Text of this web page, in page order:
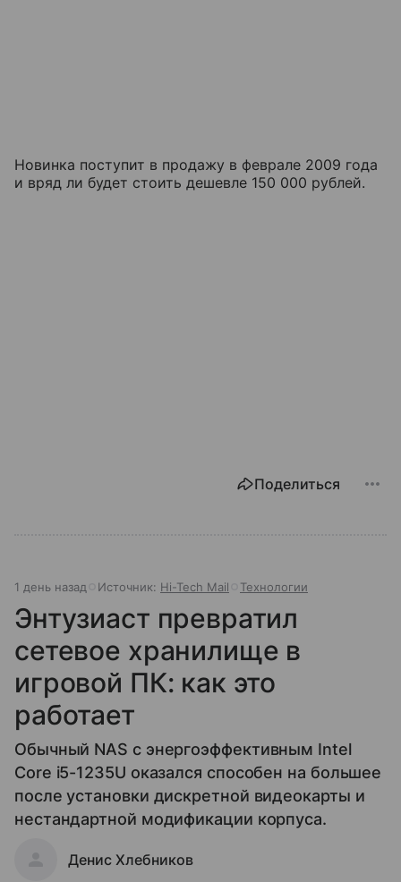
Новинка поступит в продажу в феврале 2009 года
и вряд ли будет стоить дешевле 150 000 рублей.
Поделиться
1 день назад Источник: Hi-Tech Mail Технологии
Энтузиаст превратил
сетевое хранилище в
игровой ПК: как это
работает
Обычный NAS с энергоэффективным Intel
Core i5-1235U оказался способен на большее
после установки дискретной видеокарты и
нестандартной модификации корпуса.
Денис Хлебников